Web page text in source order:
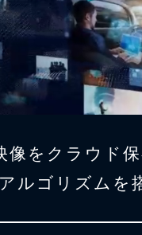
をクラウド保
ルゴリズムを